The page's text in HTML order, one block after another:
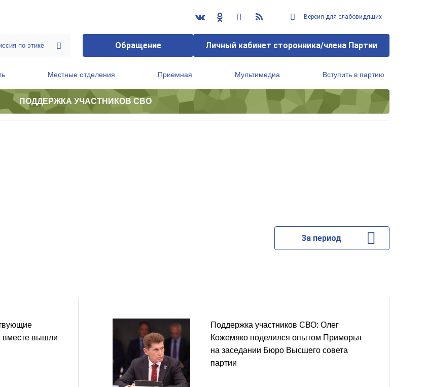
Версия для слабовидящих
Обращение Личный кабинет сторонника/члена Партии
Местные отделения Приемная Мультимедиа Вступить в партию
ПОДДЕРЖКА УЧАСТНИКОВ СВО
За период
вместе вышли
Поддержка участников СВО: Олег
Кожемяко поделился опытом Приморья
на заседании Бюро Высшего совета
партии